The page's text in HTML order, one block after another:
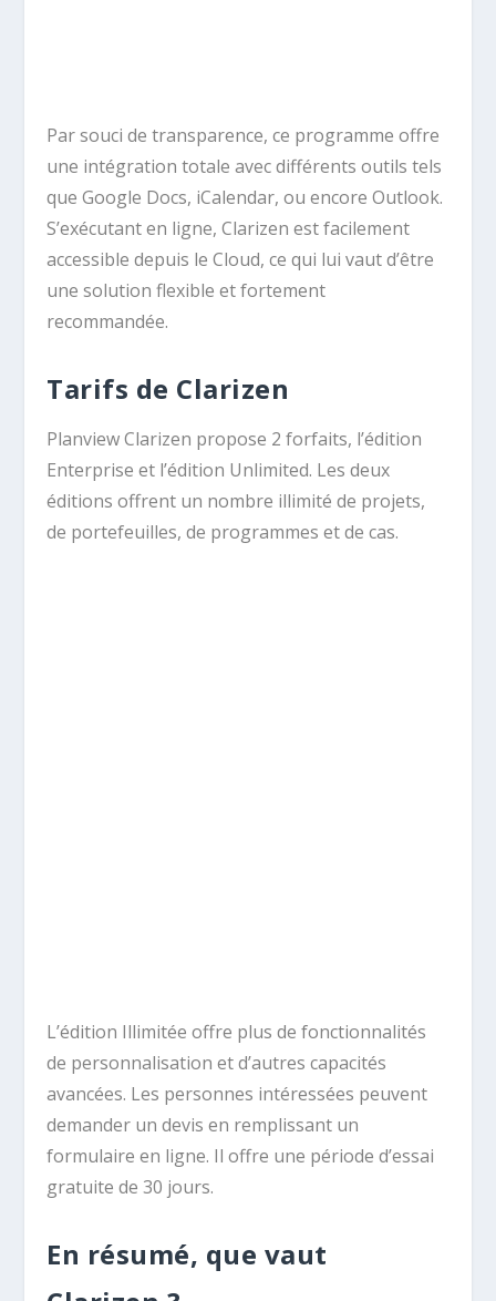
Par souci de transparence, ce programme offre
une intégration totale avec différents outils tels
que Google Docs, iCalendar, ou encore Outlook.
S’exécutant en ligne, Clarizen est facilement
accessible depuis le Cloud, ce qui lui vaut d’être
une solution flexible et fortement
recommandée.
Tarifs de Clarizen
Planview Clarizen propose 2 forfaits, l’édition
Enterprise et l’édition Unlimited. Les deux
éditions offrent un nombre illimité de projets,
de portefeuilles, de programmes et de cas.
L’édition Illimitée offre plus de fonctionnalités
de personnalisation et d’autres capacités
avancées. Les personnes intéressées peuvent
demander un devis en remplissant un
formulaire en ligne. Il offre une période d’essai
gratuite de 30 jours.
En résumé, que vaut